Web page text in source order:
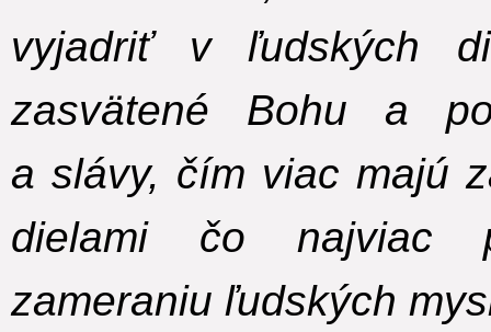
vyjadriť v ľudských
zasvätené Bohu a
a slávy, čím viac majú
dielami čo najviac
zameraniu ľudských